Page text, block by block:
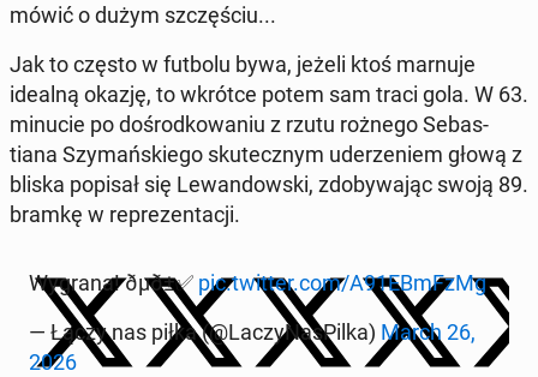
mówić o dużym szczęś­ciu...
Jak to często w futbolu bywa, jeżeli ktoś marnuje
idealną okazję, to wkrótce potem sam traci gola. W 63.
minucie po dośrod­kowa­niu z rzutu rożnego Se­bas­
tiana Szy­mańskiego skutecznym ud­erze­niem głową z
bliska popisał się Lewandows­ki, zdoby­wa­jąc swoją 89.
bramkę w reprezen­tacji.
Wygrana! ðµð±✅ pic.twitter.com/A91EBmFzMg
— Łączy nas piłka (@Laczy­NasPilka) March 26,
2026